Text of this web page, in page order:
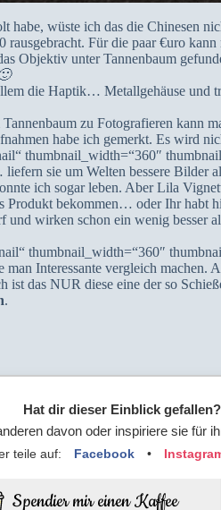
habe, wüste ich das die Chinesen
Für die paar €uro kann
Objektiv unter Tannenbaum
die Haptik… Metallgehäuse
zu Fotografieren kann
habe ich gemerkt. Es wird
thumbnail_width=“360″
sie um Welten bessere Bilder
ich sogar leben. Aber Lila
Produkt bekommen… oder Ihr habt
wirken schon ein wenig besser
thumbnail_width=“360″
Interessante vergleich machen.
das NUR diese eine der so
.
Hat dir dieser Einblick gefallen?
davon oder inspiriere sie für
teile auf: Facebook •